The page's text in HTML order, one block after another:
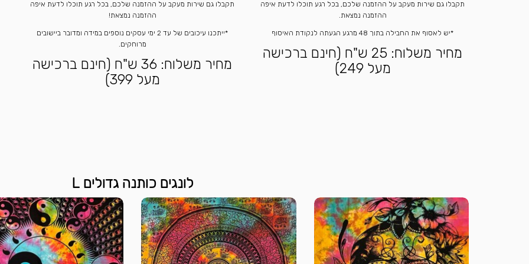
תקבלו גם שירות מעקב על ההזמנה שלכם, בכל רגע תוכלו לדעת איפה
ההזמנה נמצאת.
*יש לאסוף את החבילה בתוך 48 מרגע הגעתה לנקודת האיסוף
מחיר משלוח: 25 ש"ח (חינם ברכישה
מעל 249)
תקבלו גם שירות מעקב על ההזמנה שלכם, בכל רגע תוכלו לדעת איפה
ההזמנה נמצאת!
*ייתכנו עיכובים של עד 2 ימי עסקים נוספים במידה ומדובר ביישובים
מרוחקים.
מחיר משלוח: 36 ש"ח (חינם ברכישה
מעל 399)
לונגים כותנה גדולים L